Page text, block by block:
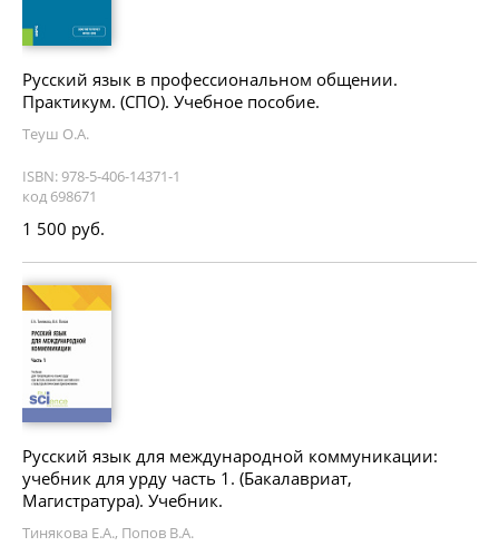
Русский язык в профессиональном общении.
Практикум. (СПО). Учебное пособие.
Теуш О.А.
ISBN: 978-5-406-14371-1
код 698671
1 500 руб.
Русский язык для международной коммуникации:
учебник для урду часть 1. (Бакалавриат,
Магистратура). Учебник.
Тинякова Е.А., Попов В.А.